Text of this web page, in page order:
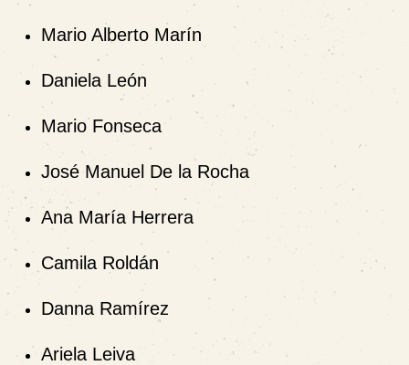
Mario Alberto Marín
Daniela León
Mario Fonseca
José Manuel De la Rocha
Ana María Herrera
Camila Roldán
Danna Ramírez
Ariela Leiva